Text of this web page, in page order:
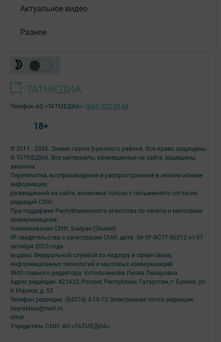
Актуальное видео
Разное
© 2011 - 2026. Знамя газета Буинского района. Все права защищены.
© ТАТМЕДИА. Все материалы, размещенные на сайте, защищены
законом.
Перепечатка, воспроизведение и распространение в любом объеме
информации,
размещенной на сайте, возможна только с письменного согласия
редакций СМИ.
При поддержке Республиканского агентства по печати и массовым
коммуникациям.
Наименование СМИ: Байрак (Знамя)
№ свидетельства о регистрации СМИ, дата: Эл № ФС77-90212 от 07
октября 2025 года
выдано Федеральной службой по надзору в сфере связи,
информационных технологий и массовых коммуникаций
ФИО главного редактора: Котельникова Лилия Ленаровна
Адрес редакции: 422433, Россия, Республика Татарстан, г. Буинск, ул.
К.Маркса, д. 62
Телефон редакции: (84374) 3-19-73 Электронная почта редакции:
bayrakbua@mail.ru
other
Учредитель СМИ: АО «ТАТМЕДИА»
Телефон АО «ТАТМЕДИА»: (843) 222 09 84
18+